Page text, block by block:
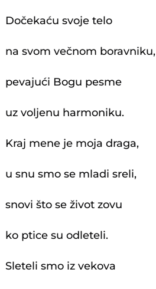
Dočekaću svoje telo
na svom večnom boravniku,
pevajući Bogu pesme
uz voljenu harmoniku.
Kraj mene je moja draga,
u snu smo se mladi sreli,
snovi što se život zovu
ko ptice su odleteli.
Sleteli smo iz vekova